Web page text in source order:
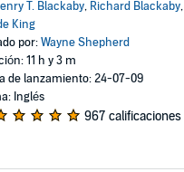
T. Blackaby, Richard Blackaby,
King
por:Wayne Shepherd
11 h y 3 m
de lanzamiento: 24-07-09
Inglés
967 calificaciones